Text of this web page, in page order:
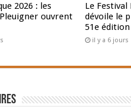
2026 : les
ouvrent
Le
dévoile le
51e édition
il y a 6 jours